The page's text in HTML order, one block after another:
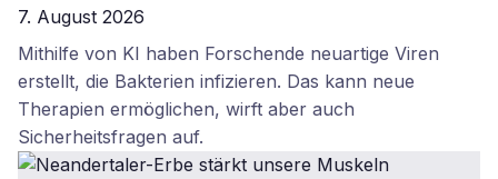
7. August 2026
Mithilfe von KI haben Forschende neuartige Viren
erstellt, die Bakterien infizieren. Das kann neue
Therapien ermöglichen, wirft aber auch
Sicherheitsfragen auf.